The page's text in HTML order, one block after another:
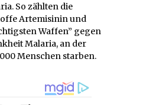
So zählten die
Artemisinin und
Waffen” gegen
Malaria, an der
Menschen starben.